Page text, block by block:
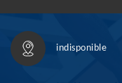
indisponible